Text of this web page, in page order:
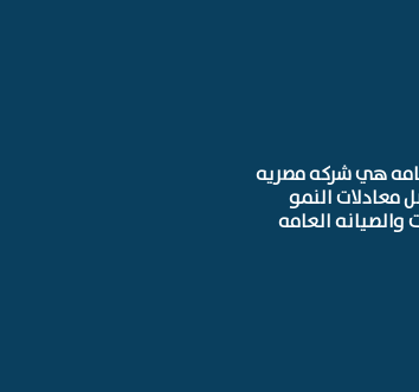
هي شركه مصريه
معادلات النمو
العامه